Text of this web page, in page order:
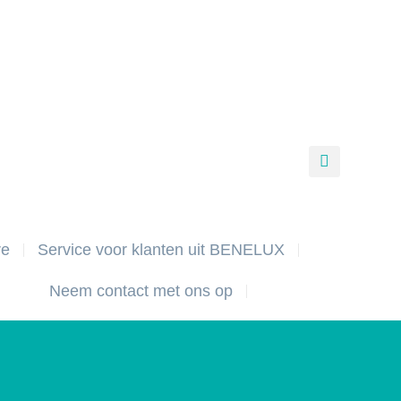
Service voor klanten uit BENELUX
Neem contact met ons op